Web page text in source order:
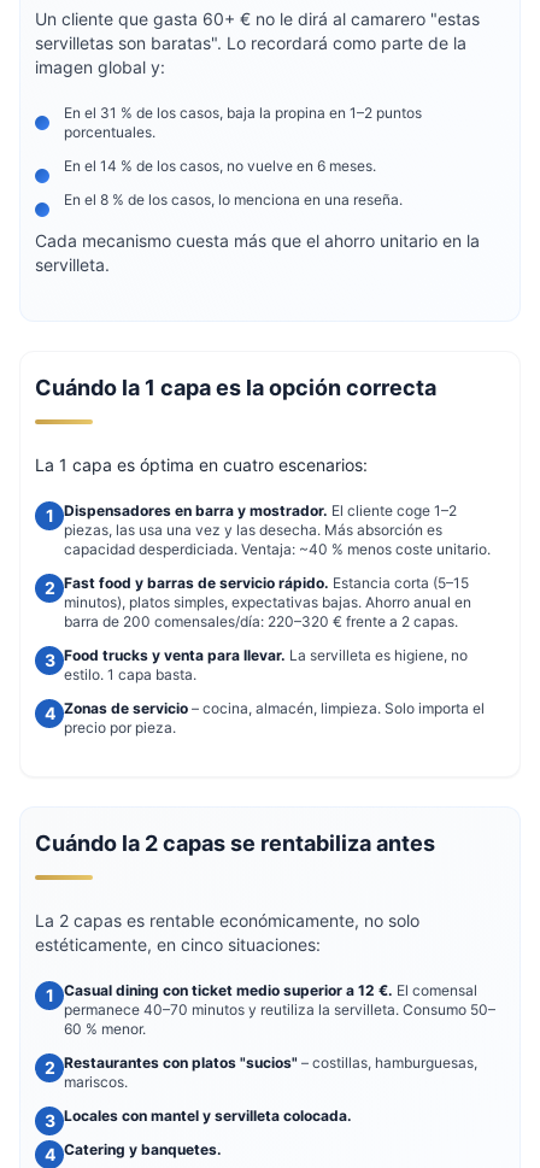
Un cliente que gasta 60+ € no le dirá al camarero "estas
servilletas son baratas". Lo recordará como parte de la
imagen global y:
En el 31 % de los casos, baja la propina en 1–2 puntos
porcentuales.
En el 14 % de los casos, no vuelve en 6 meses.
En el 8 % de los casos, lo menciona en una reseña.
Cada mecanismo cuesta más que el ahorro unitario en la
servilleta.
Cuándo la 1 capa es la opción correcta
La 1 capa es óptima en cuatro escenarios:
Dispensadores en barra y mostrador. El cliente coge 1–2
piezas, las usa una vez y las desecha. Más absorción es
capacidad desperdiciada. Ventaja: ~40 % menos coste unitario.
Fast food y barras de servicio rápido. Estancia corta (5–15
minutos), platos simples, expectativas bajas. Ahorro anual en
barra de 200 comensales/día: 220–320 € frente a 2 capas.
Food trucks y venta para llevar. La servilleta es higiene, no
estilo. 1 capa basta.
Zonas de servicio – cocina, almacén, limpieza. Solo importa el
precio por pieza.
Cuándo la 2 capas se rentabiliza antes
La 2 capas es rentable económicamente, no solo
estéticamente, en cinco situaciones:
Casual dining con ticket medio superior a 12 €. El comensal
permanece 40–70 minutos y reutiliza la servilleta. Consumo 50–
60 % menor.
Restaurantes con platos "sucios" – costillas, hamburguesas,
mariscos.
Locales con mantel y servilleta colocada.
Catering y banquetes.